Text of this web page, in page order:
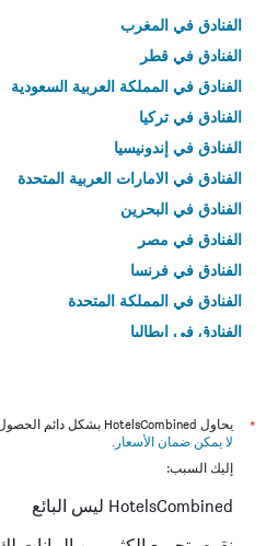
الفنادق في المغرب
الفنادق في قطر
الفنادق في المملكة العربية السعودية
الفنادق في تركيا
الفنادق في إندونيسيا
الفنادق في الامارات العربية المتحدة
الفنادق في البحرين
الفنادق في مصر
الفنادق في فرنسا
الفنادق في المملكة المتحدة
الفنادق في إيطاليا
*
يحاول HotelsCombined بشكل دائم الحصول على الأسعار الدقيقة، ولكن
لا يمكن ضمان الأسعار .
إليك السبب:
HotelsCombined ليس البائع